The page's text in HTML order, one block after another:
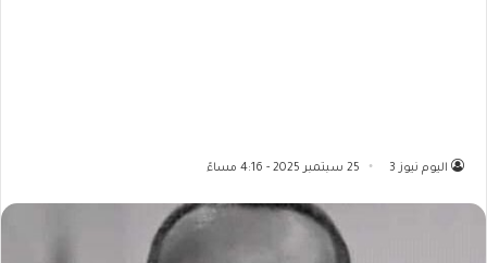
اليوم نيوز 3 25 سبتمبر 2025 - 4:16 مساءً